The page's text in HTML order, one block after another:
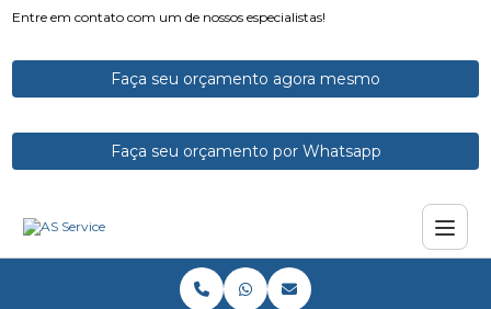
Entre em contato com um de nossos especialistas!
Faça seu orçamento agora mesmo
Faça seu orçamento por Whatsapp